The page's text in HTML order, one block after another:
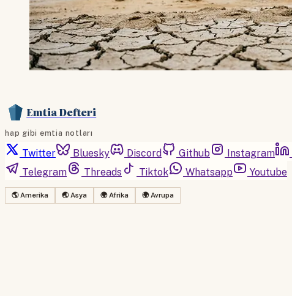
Emtia Defteri
hap gibi emtia notları
Twitter Bluesky Discord Github Instagram
Telegram
Threads Tiktok Whatsapp Youtube
🌎 Amerika 🌏 Asya 🌍 Afrika 🌍 Avrupa